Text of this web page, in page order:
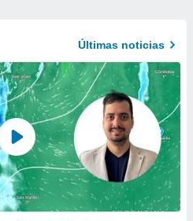
Últimas noticias